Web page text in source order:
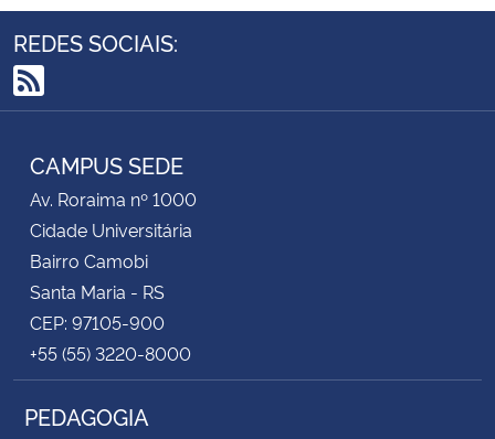
REDES SOCIAIS:
RSS
CAMPUS SEDE
Av. Roraima nº 1000
Cidade Universitária
Bairro Camobi
Santa Maria - RS
CEP: 97105-900
+55 (55) 3220-8000
PEDAGOGIA